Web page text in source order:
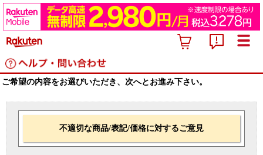
ご希望の内容をお選びいただき、次へとお進み下さい。
不適切な商品/表記/価格に対するご意見